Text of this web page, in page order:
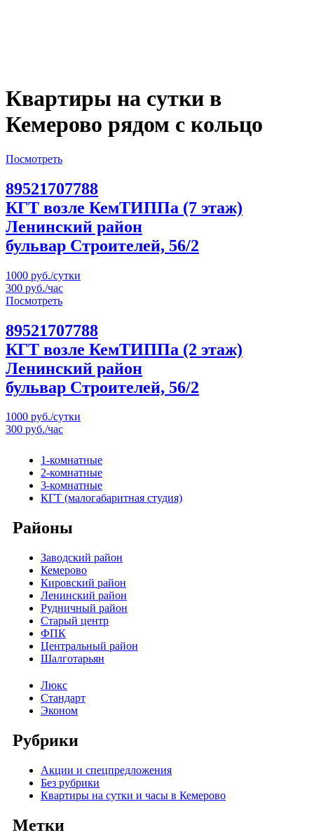
Квартиры на сутки в
Кемерово рядом с кольцо
Посмотреть
89521707788
КГТ возле КемТИППа (7 этаж)
Ленинский район
бульвар Строителей, 56/2
1000 руб./сутки
300 руб./час
Посмотреть
89521707788
КГТ возле КемТИППа (2 этаж)
Ленинский район
бульвар Строителей, 56/2
1000 руб./сутки
300 руб./час
1-комнатные
2-комнатные
3-комнатные
КГТ (малогабаритная студия)
Районы
Заводский район
Кемерово
Кировский район
Ленинский район
Рудничный район
Старый центр
ФПК
Центральный район
Шалготарьян
Люкс
Стандарт
Эконом
Рубрики
Акции и спецпредложения
Без рубрики
Квартиры на сутки и часы в Кемерово
Метки